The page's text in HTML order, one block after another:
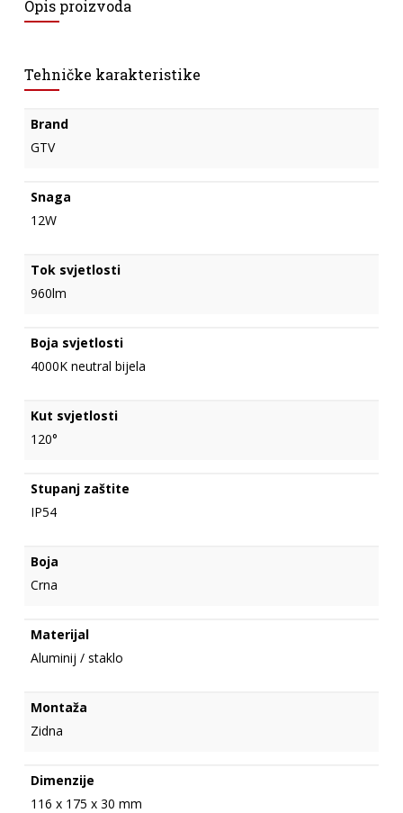
Opis proizvoda
Tehničke karakteristike
Brand
GTV
Snaga
12W
Tok svjetlosti
960lm
Boja svjetlosti
4000K neutral bijela
Kut svjetlosti
120°
Stupanj zaštite
IP54
Boja
Crna
Materijal
Aluminij / staklo
Montaža
Zidna
Dimenzije
116 x 175 x 30 mm